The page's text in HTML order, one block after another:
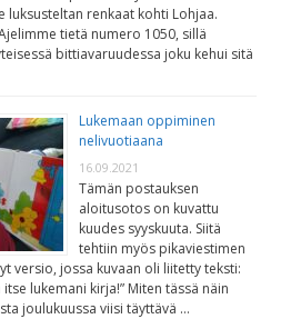
luksusteltan renkaat kohti Lohjaa.
tietä numero 1050, sillä
bittiavaruudessa joku kehui sitä
Lukemaan oppiminen
nelivuotiaana
16.09.2021
Tämän postauksen
aloitusotos on kuvattu
kuudes syyskuuta. Siitä
tehtiin myös pikaviestimen
versio, jossa kuvaan oli liitetty teksti:
lukemani kirja!” Miten tässä näin
joulukuussa viisi täyttävä …